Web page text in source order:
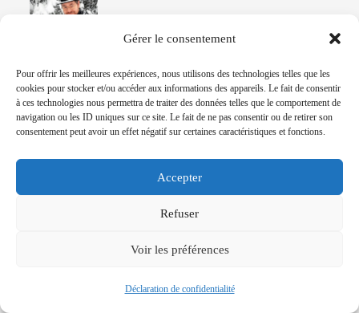
Gérer le consentement
Pour offrir les meilleures expériences, nous utilisons des technologies telles que les
cookies pour stocker et/ou accéder aux informations des appareils. Le fait de consentir
à ces technologies nous permettra de traiter des données telles que le comportement de
navigation ou les ID uniques sur ce site. Le fait de ne pas consentir ou de retirer son
consentement peut avoir un effet négatif sur certaines caractéristiques et fonctions.
Accepter
Refuser
Voir les préférences
Déclaration de confidentialité
chef de Tenoua et enseignant en
journalisme. Anthropologue et journaliste
de formation, il a rejoint Delphine Horvilleur
en 2010 pour faire de Tenoua le média que
vous connaissez.
Sur la même